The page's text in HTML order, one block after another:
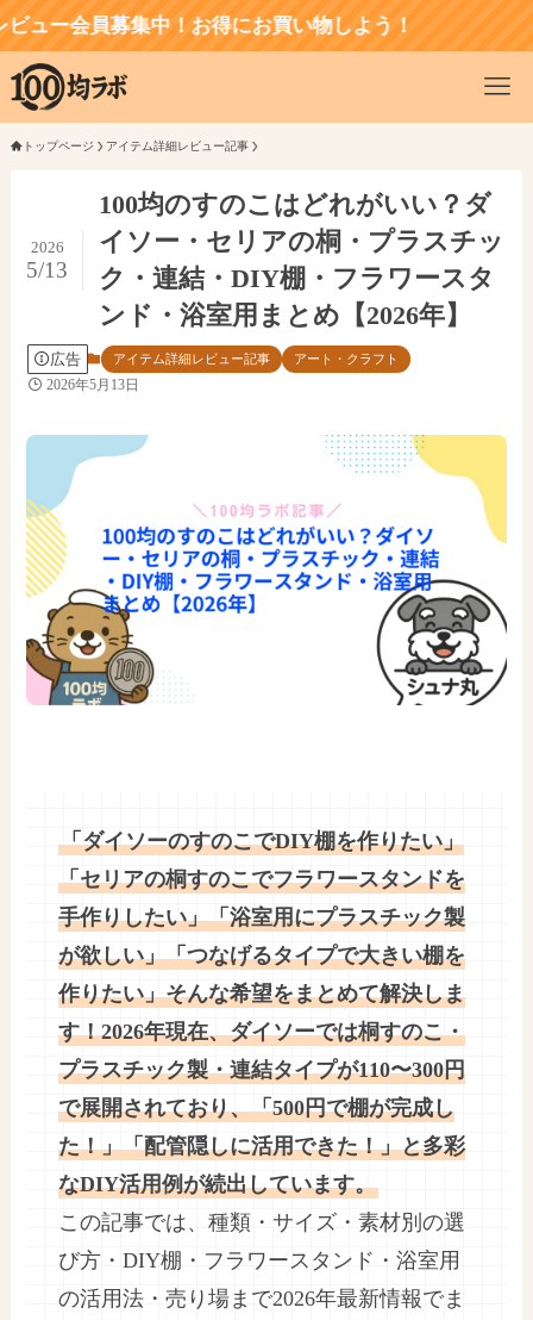
募集中！お得にお買い物しよう！
トップページ アイテム詳細レビュー記事
100均のすのこはどれがいい？ダ
イソー・セリアの桐・プラスチッ
ク・連結・DIY棚・フラワースタ
ンド・浴室用まとめ【2026年】
2026
5/13
広告 アイテム詳細レビュー記事 アート・クラフト
2026年5月13日
「ダイソーのすのこでDIY棚を作りたい」
「セリアの桐すのこでフラワースタンドを
手作りしたい」「浴室用にプラスチック製
が欲しい」「つなげるタイプで大きい棚を
作りたい」そんな希望をまとめて解決しま
す！2026年現在、ダイソーでは桐すのこ・
プラスチック製・連結タイプが110〜300円
で展開されており、「500円で棚が完成し
た！」「配管隠しに活用できた！」と多彩
なDIY活用例が続出しています。
この記事では、種類・サイズ・素材別の選
び方・DIY棚・フラワースタンド・浴室用
の活用法・売り場まで2026年最新情報でま